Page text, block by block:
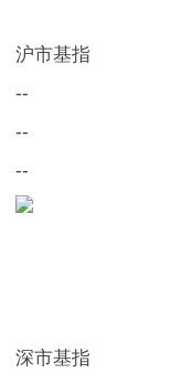
沪市基指
--
--
--
深市基指